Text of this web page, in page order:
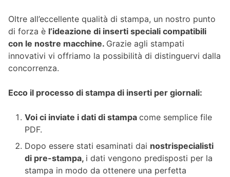
Oltre all’eccellente qualità di stampa, un nostro punto
di forza è l’ideazione di inserti speciali compatibili
con le nostre macchine. Grazie agli stampati
innovativi vi offriamo la possibilità di distinguervi dalla
concorrenza.
Ecco il processo di stampa di inserti per giornali:
Voi ci inviate i dati di stampa come semplice file
PDF.
Dopo essere stati esaminati dai nostrispecialisti
di pre-stampa, i dati vengono predisposti per la
stampa in modo da ottenere una perfetta